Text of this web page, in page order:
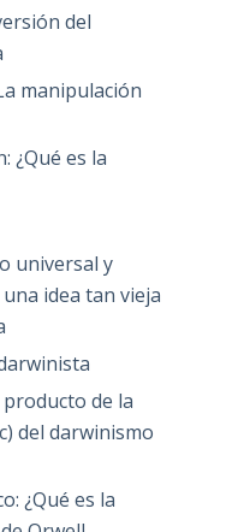
del
manipulación
¿Qué es la
universal y
idea tan vieja
de la
del darwinismo
¿Qué es la